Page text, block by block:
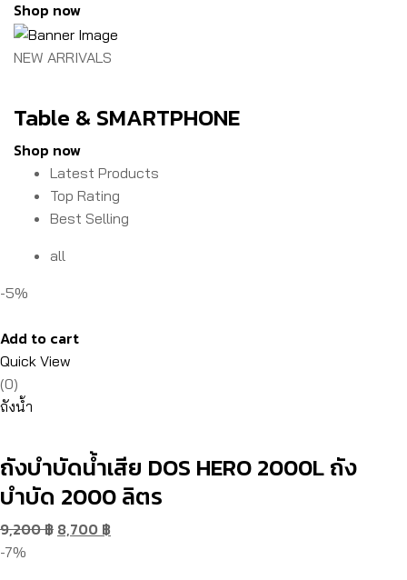
Shop now
NEW ARRIVALS
Table & SMARTPHONE
Shop now
Latest Products
Top Rating
Best Selling
all
-5%
Add to cart
Quick View
(0)
ถังน้ำ
ถังบำบัดน้ำเสีย DOS HERO 2000L ถัง
บำบัด 2000 ลิตร
9,200฿ 8,700 ฿
-7%